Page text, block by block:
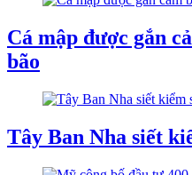
Cá mập được gắn
bão
Tây Ban Nha siết